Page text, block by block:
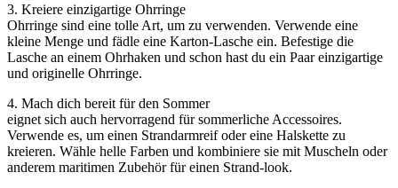
3. Kreiere einzigartige Ohrringe
Ohrringe sind eine tolle Art, um zu verwenden. Verwende eine
kleine Menge und fädle eine Karton-Lasche ein. Befestige die
Lasche an einem Ohrhaken und schon hast du ein Paar einzigartige
und originelle Ohrringe.
4. Mach dich bereit für den Sommer
eignet sich auch hervorragend für sommerliche Accessoires.
Verwende es, um einen Strandarmreif oder eine Halskette zu
kreieren. Wähle helle Farben und kombiniere sie mit Muscheln oder
anderem maritimen Zubehör für einen Strand-look.